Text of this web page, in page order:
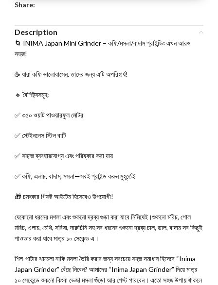
Share:
Description
🌀 INIMA Japan Mini Grinder – কফি/মসলা/বাদাম গ্রাইন্ডিং এখন আরও
সহজ!
☕ যারা কফি ভালোবাসেন, তাদের জন্য এটি অপরিহার্য!
🔹 বৈশিষ্ট্যসমূহ:
✅ ৩৫০ ওয়াট পাওয়ারফুল মোটর
✅ স্টেইনলেস স্টিল বাটি
✅ সহজে ব্যবহারযোগ্য এবং পরিষ্কার করা যায়
✅ কফি, এলাচ, বাদাম, মসলা—সবই গ্রাইন্ড করুন মুহূর্তেই
🎁 চমৎকার গিফট আইটেম হিসেবেও উপযোগী!
যেকোনো ধরনের মশলা এবং শুকনো দ্রব্য গুড়া করা যাবে নিমিষেই।শুকনো মরিচ, গোল
মরিচ, এলাচ, মেথি, সরিষা, দারুচিনি সহ সব ধরনের শুকনো দ্রব্য চাল, ডাল, বাদাম সব কিছুই
পাওডার করা যাবে মাত্র ১০ সেকেন্ড এ।
শিল-পাটার ঝামেলা নাকি মসলা তৈরি করার জন্য সবচেয়ে সহজ সমাধান হিসেবে “Inima
Japan Grinder” বেঁছে নিবেন? আমাদের “Inima Japan Grinder” দিয়ে মাত্র
১০ সেকেন্ডে শুকনো কিংবা ভেজা মসলা গুঁড়ো আর পেস্ট পারবেন। এতো সহজ উপায় থাকলে